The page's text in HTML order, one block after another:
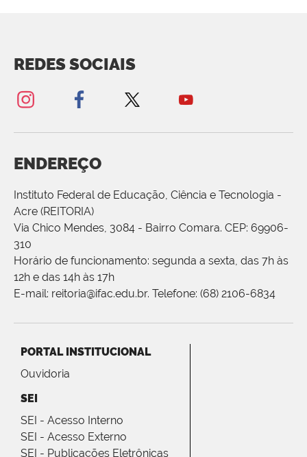
REDES SOCIAIS
ENDEREÇO
Instituto Federal de Educação, Ciência e Tecnologia -
Acre (REITORIA)
Via Chico Mendes, 3084 - Bairro Comara. CEP: 69906-
310
Horário de funcionamento: segunda a sexta, das 7h às
12h e das 14h às 17h
E-mail: reitoria@ifac.edu.br. Telefone: (68) 2106-6834
PORTAL INSTITUCIONAL
Ouvidoria
SEI
SEI - Acesso Interno
SEI - Acesso Externo
SEI - Publicações Eletrônicas